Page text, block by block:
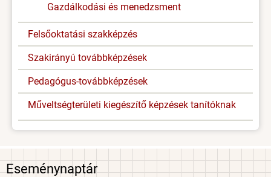
Gazdálkodási és menedzsment
Felsőoktatási szakképzés
Szakirányú továbbképzések
Pedagógus-továbbképzések
Műveltségterületi kiegészítő képzések tanítóknak
Eseménynaptár